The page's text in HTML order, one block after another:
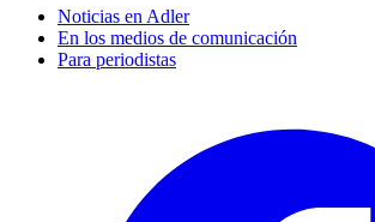
Noticias en Adler
En los medios de comunicación
Para periodistas